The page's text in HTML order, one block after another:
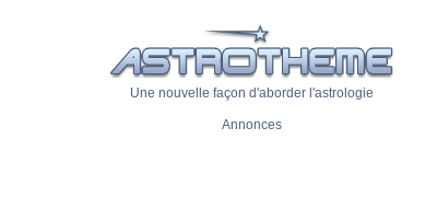
Une nouvelle façon d'aborder l'astrologie
Annonces